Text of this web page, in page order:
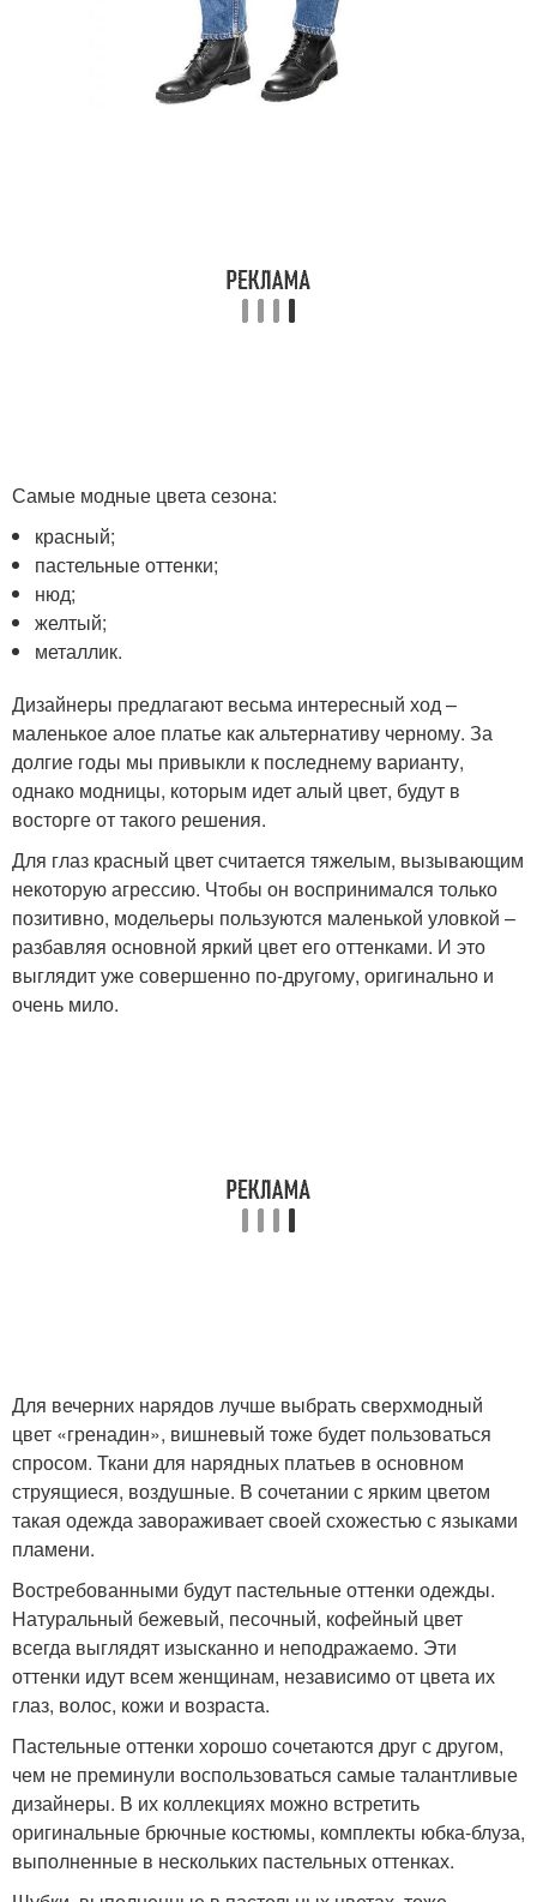
Самые модные цвета сезона:
красный;
пастельные оттенки;
нюд;
желтый;
металлик.
Дизайнеры предлагают весьма интересный ход –
маленькое алое платье как альтернативу черному. За
долгие годы мы привыкли к последнему варианту,
однако модницы, которым идет алый цвет, будут в
восторге от такого решения.
Для глаз красный цвет считается тяжелым, вызывающим
некоторую агрессию. Чтобы он воспринимался только
позитивно, модельеры пользуются маленькой уловкой –
разбавляя основной яркий цвет его оттенками. И это
выглядит уже совершенно по-другому, оригинально и
очень мило.
Для вечерних нарядов лучше выбрать сверхмодный
цвет «гренадин», вишневый тоже будет пользоваться
спросом. Ткани для нарядных платьев в основном
струящиеся, воздушные. В сочетании с ярким цветом
такая одежда завораживает своей схожестью с языками
пламени.
Востребованными будут пастельные оттенки одежды.
Натуральный бежевый, песочный, кофейный цвет
всегда выглядят изысканно и неподражаемо. Эти
оттенки идут всем женщинам, независимо от цвета их
глаз, волос, кожи и возраста.
Пастельные оттенки хорошо сочетаются друг с другом,
чем не преминули воспользоваться самые талантливые
дизайнеры. В их коллекциях можно встретить
оригинальные брючные костюмы, комплекты юбка-блуза,
выполненные в нескольких пастельных оттенках.